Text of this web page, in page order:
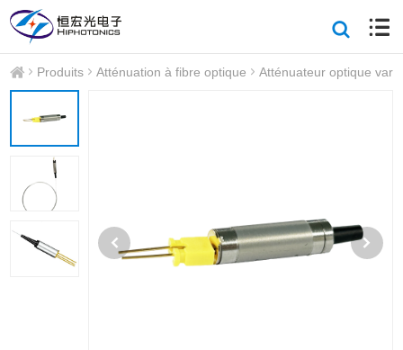
Produits Atténuation à fibre optique Atténuateur optique